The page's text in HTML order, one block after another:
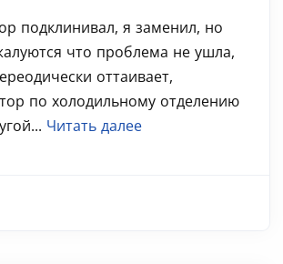
подклинивал, я заменил, но
что проблема не ушла,
оттаивает,
по холодильному отделению
Читать далее